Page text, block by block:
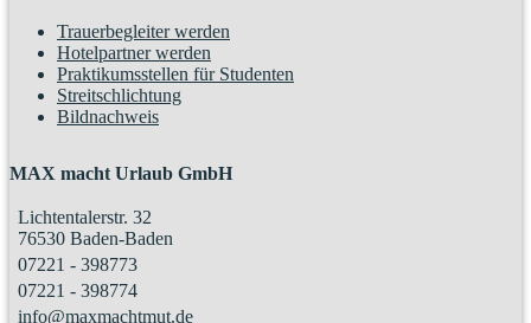
Trauerbegleiter werden
Hotelpartner werden
Praktikumsstellen für Studenten
Streitschlichtung
Bildnachweis
MAX macht Urlaub GmbH
Lichtentalerstr. 32
76530 Baden-Baden
07221 - 398773
07221 - 398774
info@maxmachtmut.de